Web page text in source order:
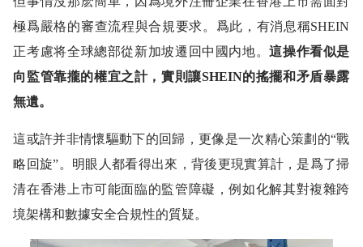
極爲嚴格的審查流程與合規要求。爲此，有消息稱SHEIN
正考慮将全球總部從新加坡遷回中國内地。這操作看似是
向監管靠攏的權宜之計，實則讓SHEIN的搖擺和矛盾暴露
無遺。
這或許并非情懷驅動下的回歸，更像是一次精心策劃的“戰
略回旋”。明眼人都看得出來，背後更現實算計，是爲了掃
清在香港上市可能面臨的監管障礙，例如化解其對複雜跨
境架構和數據安全合規性的質疑。